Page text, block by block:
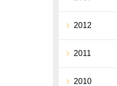
2012
2011
2010